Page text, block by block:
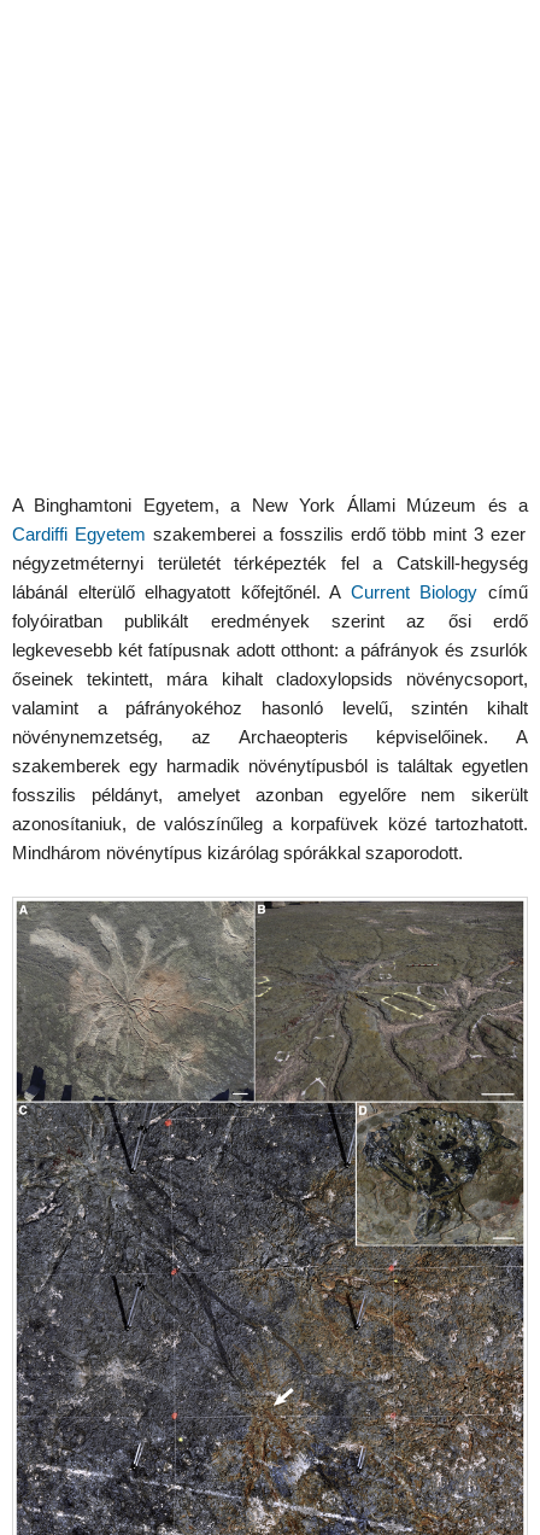
A Binghamtoni Egyetem, a New York Állami Múzeum és a
Cardiffi Egyetem szakemberei a fosszilis erdő több mint 3 ezer
négyzetméternyi területét térképezték fel a Catskill-hegység
lábánál elterülő elhagyatott kőfejtőnél. A Current Biology című
folyóiratban publikált eredmények szerint az ősi erdő
legkevesebb két fatípusnak adott otthont: a páfrányok és zsurlók
őseinek tekintett, mára kihalt cladoxylopsids növénycsoport,
valamint a páfrányokéhoz hasonló levelű, szintén kihalt
növénynemzetség, az Archaeopteris képviselőinek. A
szakemberek egy harmadik növénytípusból is találtak egyetlen
fosszilis példányt, amelyet azonban egyelőre nem sikerült
azonosítaniuk, de valószínűleg a korpafüvek közé tartozhatott.
Mindhárom növénytípus kizárólag spórákkal szaporodott.